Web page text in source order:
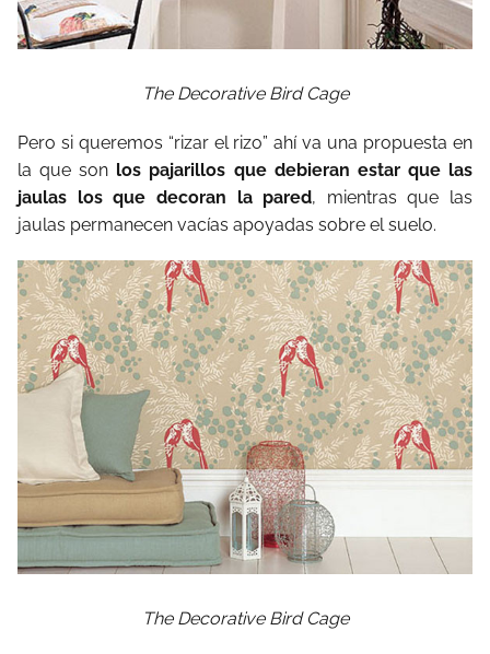
The Decorative Bird Cage
Pero si queremos “rizar el rizo” ahí va una propuesta en
la que son los pajarillos que debieran estar que las
jaulas los que decoran la pared, mientras que las
jaulas permanecen vacías apoyadas sobre el suelo.
The Decorative Bird Cage